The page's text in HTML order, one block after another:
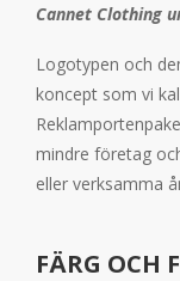
Cannet Clothing
Logotypen och
koncept som vi
mindre företag
eller verksamma
FÄRG OCH